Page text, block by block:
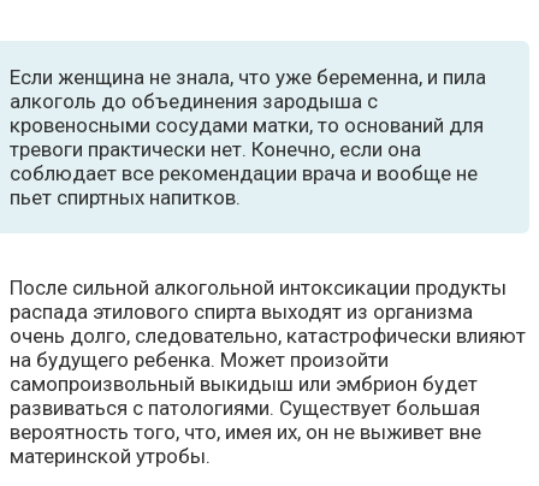
Если женщина не знала, что уже беременна, и пила
алкоголь до объединения зародыша с
кровеносными сосудами матки, то оснований для
тревоги практически нет. Конечно, если она
соблюдает все рекомендации врача и вообще не
пьет спиртных напитков.
После сильной алкогольной интоксикации продукты
распада этилового спирта выходят из организма
очень долго, следовательно, катастрофически влияют
на будущего ребенка. Может произойти
самопроизвольный выкидыш или эмбрион будет
развиваться с патологиями. Существует большая
вероятность того, что, имея их, он не выживет вне
материнской утробы.